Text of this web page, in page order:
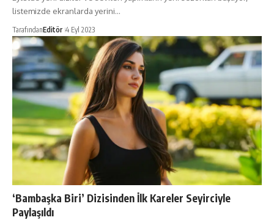
listemizde ekranlarda yerini…
TarafındanEditör 4 Eyl 2023
‘Bambaşka Biri’ Dizisinden İlk Kareler Seyirciyle
Paylaşıldı